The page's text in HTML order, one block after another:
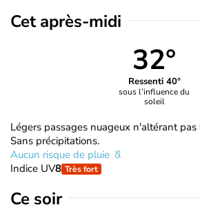
Cet après-midi
32°
Ressenti 40°
sous l’influence du
soleil
Légers passages nuageux n'altérant
Sans précipitations.
Aucun risque de pluie
Indice UV8 Très fort
Ce soir